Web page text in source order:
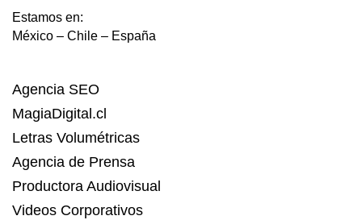
Estamos en:
México – Chile – España
Agencia SEO
MagiaDigital.cl
Letras Volumétricas
Agencia de Prensa
Productora Audiovisual
Videos Corporativos